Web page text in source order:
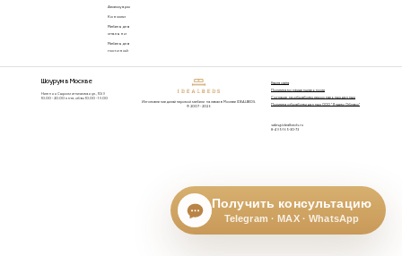
Аксессуары
Консоли
Мебель для
спальни
Мебель для
гостиной
Шоурум в Москве
Нижняя Сыромятническая ул., 10/9
10.00 - 20.00 пн-пт, сб-вс 10.00 - 19.00
Изготовление дизайнерской мебели на заказ в Москве IDEALBEDS.
© 2007 - 2026
Карта сайта
Политика конфиденциальности
Согласие на обработку персональных данных
Политика обработки данных ООО "Яндекс Облако"
sales@idealbeds.ru
8-495-165-30-73